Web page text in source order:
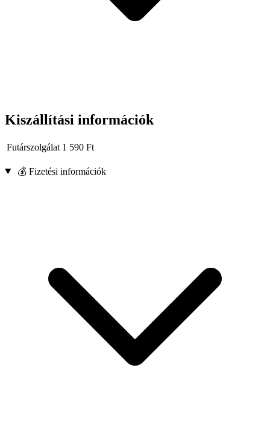
Kiszállítási információk
Futárszolgálat 1 590 Ft
💰 Fizetési információk